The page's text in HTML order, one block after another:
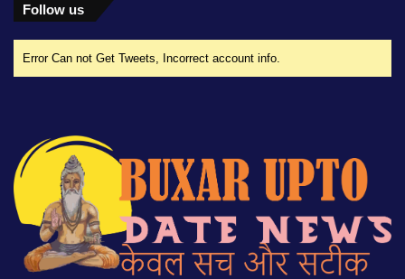
Follow us
Error Can not Get Tweets, Incorrect account info.